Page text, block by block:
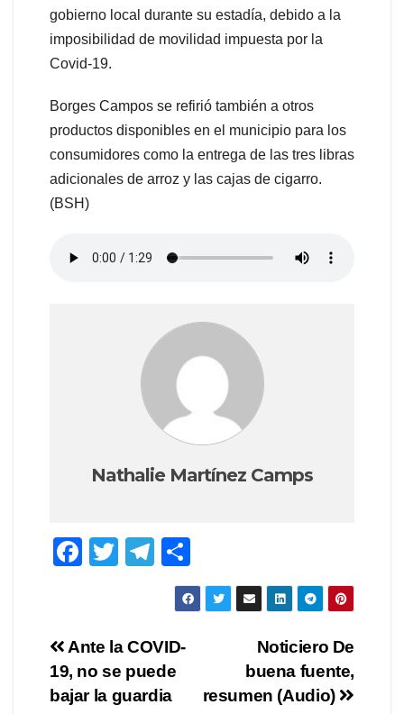
gobierno local durante su estadía, debido a la
imposibilidad de movilidad impuesta por la
Covid-19.
Borges Campos se refirió también a otros
productos disponibles en el municipio para los
consumidores como la entrega de las tres libras
adicionales de arroz y las cajas de cigarro.
(BSH)
Nathalie Martínez Camps
F
e
b
o
T
er
T
el
gr
a
m
h
ar
Post
navigation
Noticiero De
buena fuente,
resumen (Audio)
Ante la COVID-
19, no se puede
bajar la guardia